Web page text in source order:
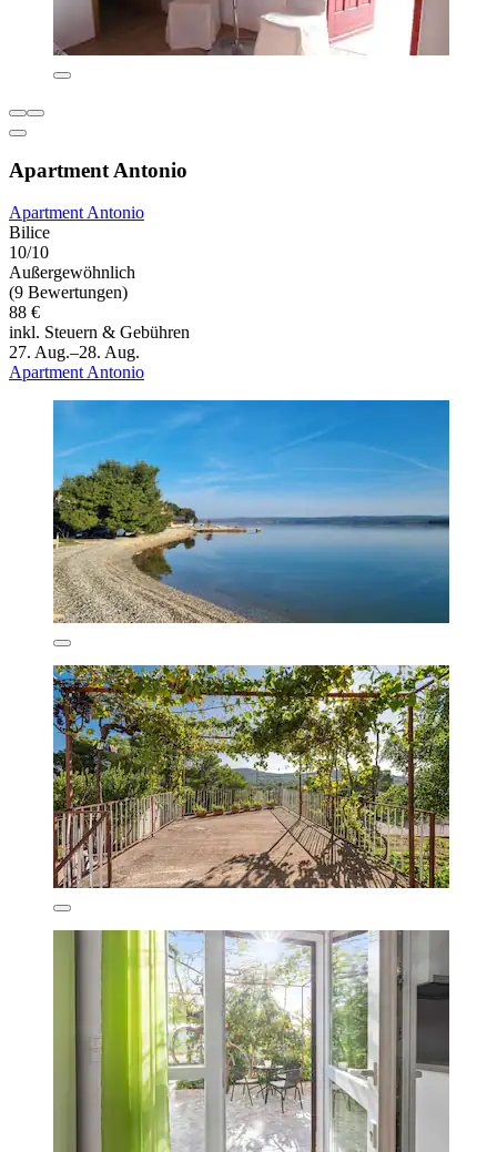
Apartment Antonio
Apartment Antonio
Bilice
10/10
Außergewöhnlich
(9 Bewertungen)
88 €
inkl. Steuern & Gebühren
27. Aug.–28. Aug.
Apartment Antonio